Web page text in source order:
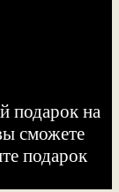
подарок на
сможете
подарок